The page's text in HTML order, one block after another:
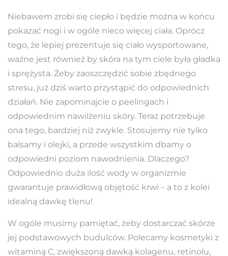
Niebawem zrobi się ciepło i będzie można w końcu
pokazać nogi i w ogóle nieco więcej ciała. Oprócz
tego, że lepiej prezentuje się ciało wysportowane,
ważne jest również by skóra na tym ciele była gładka
i sprężysta. Żeby zaoszczędzić sobie zbędnego
stresu, już dziś warto przystąpić do odpowiednich
działań. Nie zapominajcie o peelingach i
odpowiednim nawilżeniu skóry. Teraz potrzebuje
ona tego, bardziej niż zwykle. Stosujemy nie tylko
balsamy i olejki, a przede wszystkim dbamy o
odpowiedni poziom nawodnienia. Dlaczego?
Odpowiednio duża ilość wody w organizmie
gwarantuje prawidłową objętość krwi – a to z kolei
idealną dawkę tlenu!
W ogóle musimy pamiętać, żeby dostarczać skórze
jej podstawowych budulców. Polecamy kosmetyki z
witaminą C, zwiększoną dawką kolagenu, retinolu,